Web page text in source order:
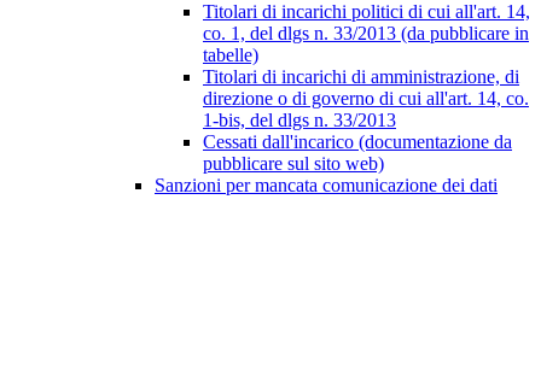
Titolari di incarichi politici di cui all'art. 14,
co. 1, del dlgs n. 33/2013 (da pubblicare in
tabelle)
Titolari di incarichi di amministrazione, di
direzione o di governo di cui all'art. 14, co.
1-bis, del dlgs n. 33/2013
Cessati dall'incarico (documentazione da
pubblicare sul sito web)
Sanzioni per mancata comunicazione dei dati